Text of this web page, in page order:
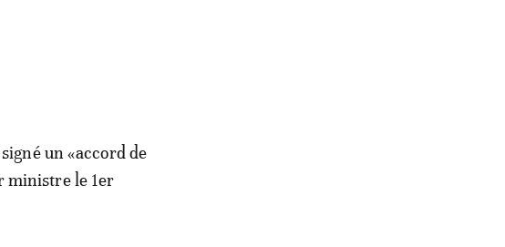
un «accord de
ministre le 1er